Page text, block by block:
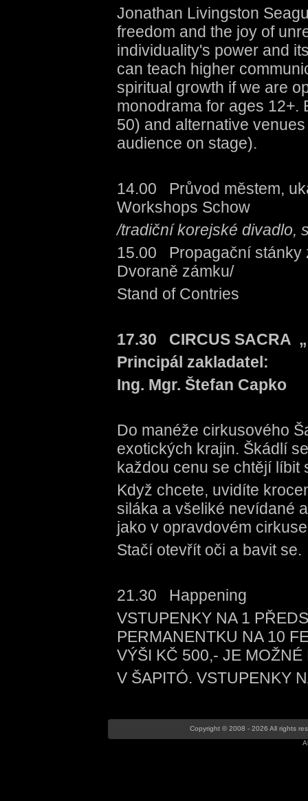
Jonathan Livingston
freedom and the joy of
individuality's power and
can teach higher
spiritual growth if we are
monodrama for ages 12+.
50) and alternative
audience on stage).
14.00 Průvod městem,
Workshops Schow
/tradiční korejské divadlo,
15.00 Propagační stánky
Dvoraně zámku/
Stand of Contries
17.30 CIRCUS SACRA
Principál zakladatel:
Ing. Mgr. Štefan Capko
Do manéže cirkusového
exotických krajin. Škádlí
každou cenu se chtějí líbit
Když chcete, uvidíte
siláka a všeliké nevídané
jako v opravdovém
Stačí otevřít oči a bavit se.
21.30 Happening
VSTUPENKY NA 1
PERMANENTKU NA 10
VÝŠI KČ 500,- JE
V ŠAPITÓ. VSTUPENKY
Copyright © 2008 - 2026 All rights